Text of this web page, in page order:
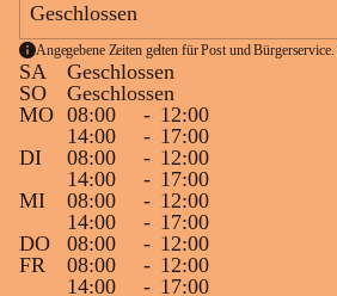
Geschlossen
Angegebene Zeiten gelten für Post und
SA
Geschlossen
SO
Geschlossen
MO 08:00 - 12:00
14:00
- 17:00
DI
08:00 - 12:00
14:00
- 17:00
MI
08:00 - 12:00
14:00
- 17:00
DO
08:00 - 12:00
FR
08:00 - 12:00
14:00
- 17:00